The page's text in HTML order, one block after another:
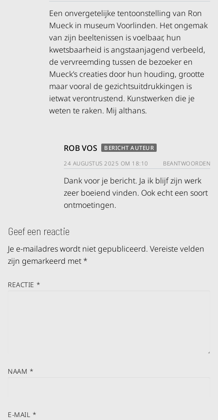
Een onvergetelijke tentoonstelling van Ron
Mueck in museum Voorlinden. Het ongemak
van zijn beeltenissen is voelbaar, hun
kwetsbaarheid is angstaanjagend verbeeld,
de vervreemding tussen de bezoeker en
Mueck’s creaties door hun houding, grootte
maar vooral de gezichtsuitdrukkingen is
ietwat verontrustend. Kunstwerken die je
weten te raken. Mij althans.
ROB VOS BERICHT AUTEUR
24 AUGUSTUS 2025 OM 18:10 BEANTWOORDEN
Dank voor je bericht. Ja ik blijf zijn werk
zeer boeiend vinden. Ook echt een soort
ontmoetingen.
Geef een reactie
Je e-mailadres wordt niet gepubliceerd. Vereiste velden
zijn gemarkeerd met *
REACTIE *
NAAM *
E-MAIL *